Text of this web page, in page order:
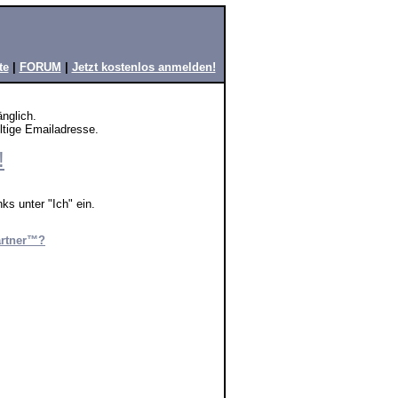
| FORUM Jetzt kostenlos anmelden!
Emailadresse.
unter "Ich" ein.